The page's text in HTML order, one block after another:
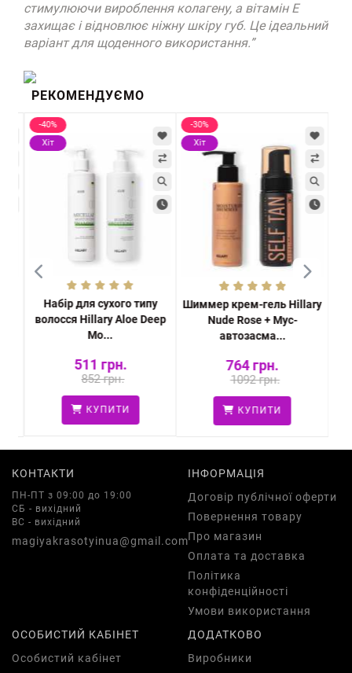
стимулюючи вироблення колагену, а вітамін Е
захищає і відновлює ніжну шкіру губ. Це ідеальний
варіант для щоденного використання.”
РЕКОМЕНДУЄМО
-40%
Хіт
Набір для сухого типу
волосся Hillary Aloe Deep
Mo...
511 грн.
852 грн.
КУПИТИ
-30%
Хіт
Шиммер крем-гель Hillary
Nudе Rose + Мус-
автозасма...
764 грн.
1092 грн.
КУПИТИ
КОНТАКТИ
ПН-ПТ з 09:00 до 19:00
СБ - вихідний
ВС - вихідний
magiyakrasotyinua@gmail.com
ІНФОРМАЦІЯ
Договір публічної оферти
Повернення товару
Про магазин
Оплата та доставка
Політика
конфіденційності
Умови використання
ОСОБИСТИЙ КАБІНЕТ
Особистий кабінет
ДОДАТКОВО
Виробники